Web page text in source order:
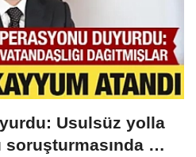
Usulsüz yolla
soruşturmasında 72